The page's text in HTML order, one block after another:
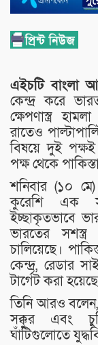
এইচটি বাংলা
কেন্দ্র করে
ক্ষেপণাস্ত্র
রাতেও
বিষয়ে দুই পক্ষই
পক্ষ থেকে
শনিবার (১০ মে)
কুরেশি এক
ইচ্ছাকৃতভাবে
ভারতের সশস্ত্র
চালিয়েছে।
কেন্দ্র, রেডার
টার্গেট করা
তিনি আরও বলেন,
সক্কুর এবং
ঘাঁটিগুলোতে